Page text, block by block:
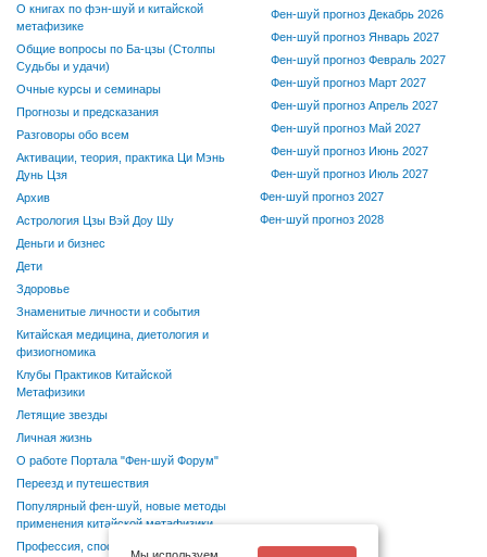
О книгах по фэн-шуй и китайской
метафизике
Общие вопросы по Ба-цзы (Столпы
Судьбы и удачи)
Очные курсы и семинары
Прогнозы и предсказания
Разговоры обо всем
Активации, теория, практика Ци Мэнь
Дунь Цзя
Архив
Астрология Цзы Вэй Доу Шу
Деньги и бизнес
Дети
Здоровье
Знаменитые личности и события
Китайская медицина, диетология и
физиогномика
Клубы Практиков Китайской
Метафизики
Летящие звезды
Личная жизнь
О работе Портала "Фен-шуй Форум"
Переезд и путешествия
Популярный фен-шуй, новые методы
применения китайской метафизики
Профессия, способности, хобби
Фен-шуй прогноз Декабрь 2026
Фен-шуй прогноз Январь 2027
Фен-шуй прогноз Февраль 2027
Фен-шуй прогноз Март 2027
Фен-шуй прогноз Апрель 2027
Фен-шуй прогноз Май 2027
Фен-шуй прогноз Июнь 2027
Фен-шуй прогноз Июль 2027
Фен-шуй прогноз 2027
Фен-шуй прогноз 2028